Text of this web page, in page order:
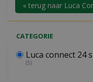
« terug naar Luca
CATEGORIE
Luca connect 24
(5)